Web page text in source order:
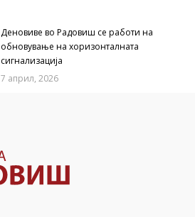
Деновиве во Радовиш се работи на
обновување на хоризонталната
сигнализација
7 април, 2026